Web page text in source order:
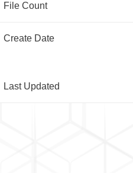
File Count
Create Date
Last Updated